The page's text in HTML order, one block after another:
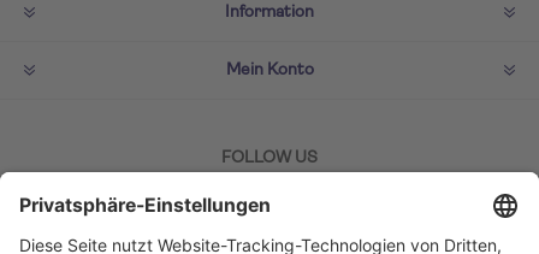
Information
Mein Konto
FOLLOW US